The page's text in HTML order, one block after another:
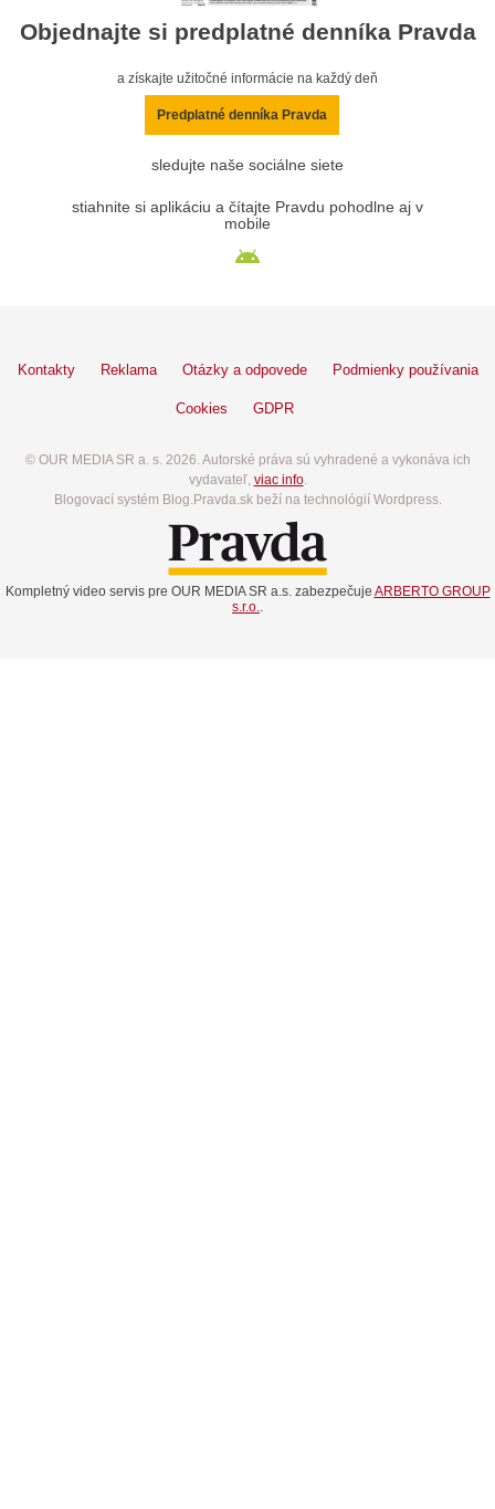
Objednajte si predplatné denníka Pravda
a získajte užitočné informácie na každý deň
Predplatné denníka Pravda
sledujte naše sociálne siete
stiahnite si aplikáciu a čítajte Pravdu pohodlne aj v
mobile
Kontakty Reklama Otázky a odpovede Podmienky používania
Cookies GDPR
© OUR MEDIA SR a. s. 2026. Autorské práva sú vyhradené a vykonáva ich
vydavateľ, viac info.
Blogovací systém Blog.Pravda.sk beží na technológií Wordpress.
Kompletný video servis pre OUR MEDIA SR a.s. zabezpečuje ARBERTO GROUP
s.r.o.